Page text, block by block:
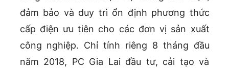
đảm bảo và duy trì ổn định phương thức
cấp điện ưu tiên cho các đơn vị sản xuất
công nghiệp. Chỉ tính riêng 8 tháng đầu
năm 2018, PC Gia Lai đầu tư, cải tạo và